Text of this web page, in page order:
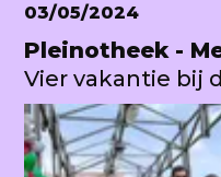
03/05/2024
Pleinotheek -
Vier vakantie bij